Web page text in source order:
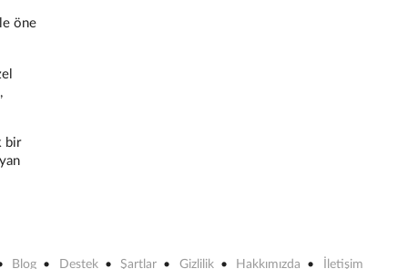
öne
bir
Blog Destek Şartlar Gizlilik Hakkımızda İletişim